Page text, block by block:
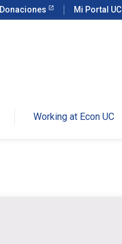
Donaciones Mi Portal UC
Working at Econ UC